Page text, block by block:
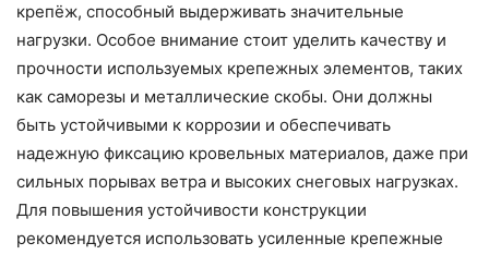
крепёж, способный выдерживать значительные
нагрузки. Особое внимание стоит уделить качеству и
прочности используемых крепежных элементов, таких
как саморезы и металлические скобы. Они должны
быть устойчивыми к коррозии и обеспечивать
надежную фиксацию кровельных материалов, даже при
сильных порывах ветра и высоких снеговых нагрузках.
Для повышения устойчивости конструкции
рекомендуется использовать усиленные крепежные